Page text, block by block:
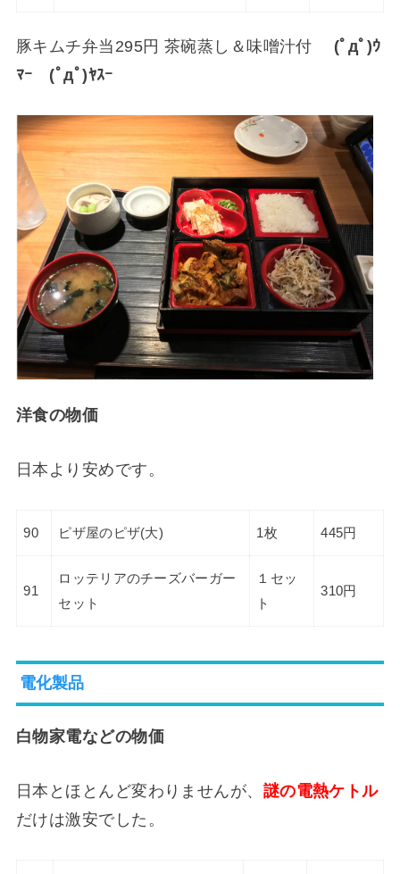
豚キムチ弁当295円 茶碗蒸し＆味噌汁付
(ﾟдﾟ)ｳ
ﾏｰ (ﾟдﾟ)ﾔｽｰ
洋食の物価
日本より安めです。
90 ピザ屋のピザ(大) 1枚 445円
91
ロッテリアのチーズバーガー
セット
１セッ
ト
310円
電化製品
白物家電などの物価
日本とほとんど変わりませんが、 謎の電熱ケトル
だけは激安でした。